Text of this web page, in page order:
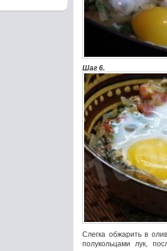
Шаг 6.
Слегка обжарить в
полукольцами лук,